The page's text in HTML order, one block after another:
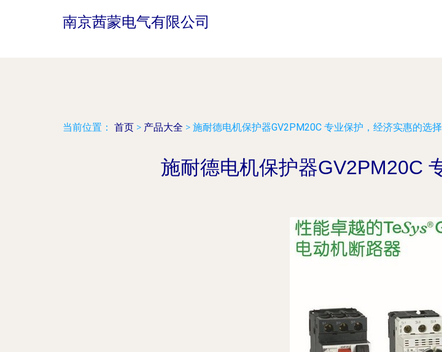
南京茜蒙电气有限公司
当前位置： 首页 > 产品大全 > 施耐德电机保护器GV2PM20C 专业保护，经济实惠的选择
施耐德电机保护器GV2PM20C